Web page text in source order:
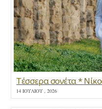
Τέσσερα σονέτα *
14 ΙΟΥΛΊΟΥ , 2026